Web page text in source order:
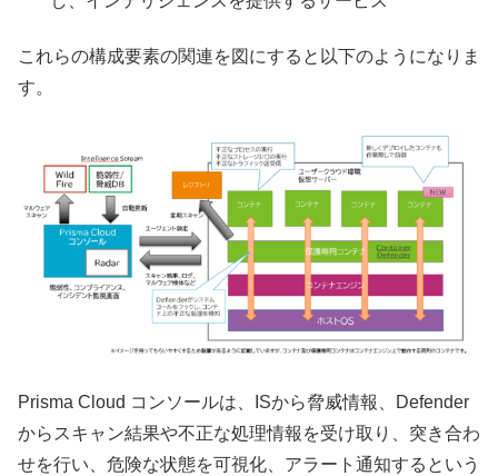
これらの構成要素の関連を図にすると以下のようになりま
す。
Prisma Cloud コンソールは、ISから脅威情報、Defender
からスキャン結果や不正な処理情報を受け取り、突き合わ
せを行い、危険な状態を可視化、アラート通知するという